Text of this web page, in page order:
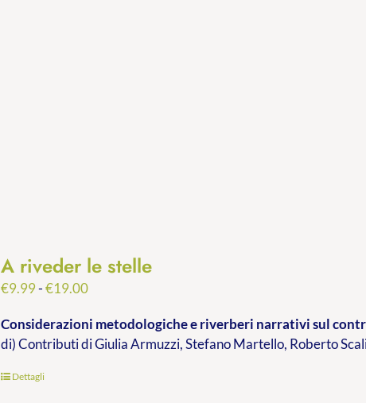
A riveder le stelle
€9.99-€19.00Fascia
prezzo:
da
Considerazioni metodologiche e riverberi narrativi sul
di) Contributi di Giulia Armuzzi, Stefano Martello, Roberto
Dettagli